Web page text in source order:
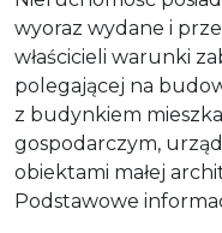
wyoraz wydane i
właścicieli warunki
polegającej na
z budynkiem
gospodarczym,
obiektami małej
Podstawowe